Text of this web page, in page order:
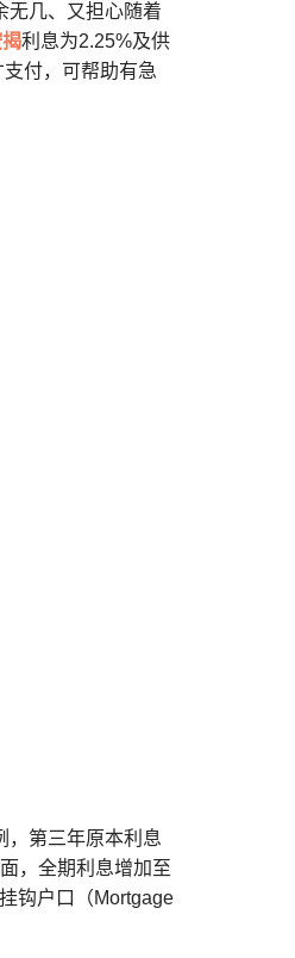
无几、又担心随着
利息为2.25%及供
付，可帮助有急
，第三年原本利息
，全期利息增加至
钩户口（Mortgage